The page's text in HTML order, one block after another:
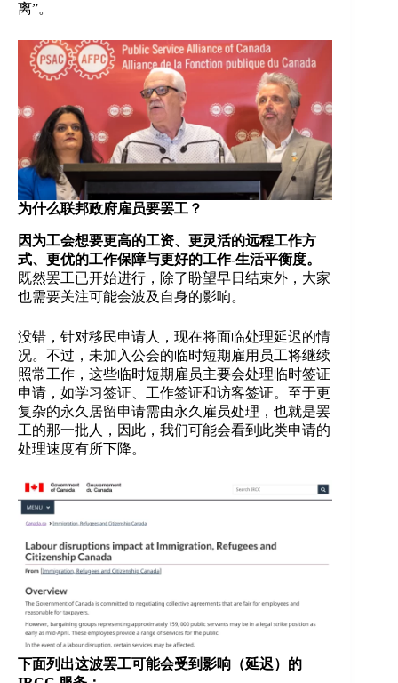
离”。
为什么联邦政府雇员要罢工？
因为工会想要更高的工资、更灵活的远程工作方
式、更优的工作保障与更好的工作-生活平衡度。
既然罢工已开始进行，除了盼望早日结束外，大家
也需要关注可能会波及自身的影响。
没错，针对移民申请人，现在将面临处理延迟的情
况。不过，未加入公会的临时短期雇用员工将继续
照常工作，这些临时短期雇员主要会处理临时签证
申请，如学习签证、工作签证和访客签证。至于更
复杂的永久居留申请需由永久雇员处理，也就是罢
工的那一批人，因此，我们可能会看到此类申请的
处理速度有所下降。
下面列出这波罢工可能会受到影响（延迟）的